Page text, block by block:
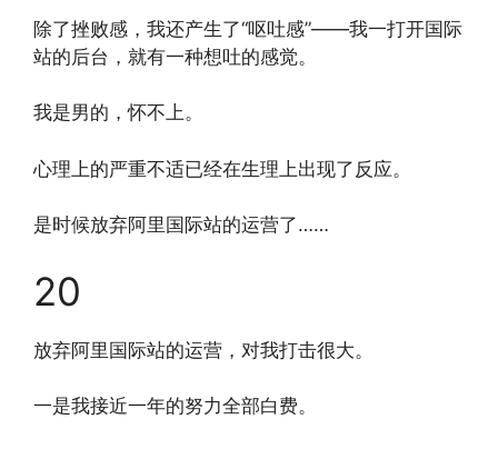
除了挫败感，我还产生了“呕吐感”——我一打开国际
站的后台，就有一种想吐的感觉。
我是男的，怀不上。
心理上的严重不适已经在生理上出现了反应。
是时候放弃阿里国际站的运营了……
20
放弃阿里国际站的运营，对我打击很大。
一是我接近一年的努力全部白费。